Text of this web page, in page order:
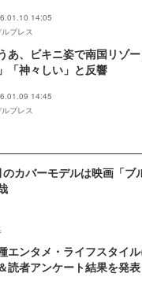
14:05
プレス
あ、ビキニ姿で南国リゾ
「神々しい」と反響
14:45
プレス
のカバーモデルは映画「ブ
エンタメ・ライフスタイ
読者アンケート結果を発表